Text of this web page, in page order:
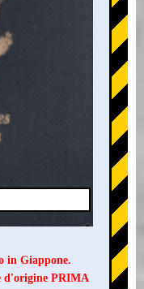
in Giappone.
d'origine PRIMA